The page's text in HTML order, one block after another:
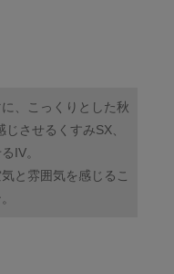
、こっくりとした秋
させるくすみSX、
IV。
と雰囲気を感じるこ